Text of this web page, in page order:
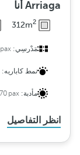
Arriaga أنا
312m2
مَدْرسِي:
نمط كاباريه:
مأدبة:
انظر التفاصيل